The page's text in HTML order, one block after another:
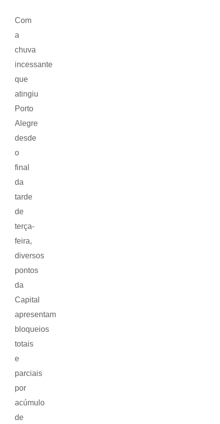
Com
a
chuva
incessante
que
atingiu
Porto
Alegre
desde
o
final
da
tarde
de
terça-
feira,
diversos
pontos
da
Capital
apresentam
bloqueios
totais
e
parciais
por
acúmulo
de